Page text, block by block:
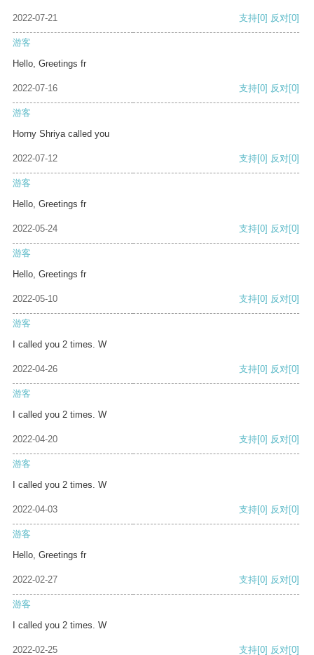
2022-07-21 支持[0] 反对[0]
游客
Hello, Greetings fr
2022-07-16 支持[0] 反对[0]
游客
Horny Shriya called you
2022-07-12 支持[0] 反对[0]
游客
Hello, Greetings fr
2022-05-24 支持[0] 反对[0]
游客
Hello, Greetings fr
2022-05-10 支持[0] 反对[0]
游客
I called you 2 times. W
2022-04-26 支持[0] 反对[0]
游客
I called you 2 times. W
2022-04-20 支持[0] 反对[0]
游客
I called you 2 times. W
2022-04-03 支持[0] 反对[0]
游客
Hello, Greetings fr
2022-02-27 支持[0] 反对[0]
游客
I called you 2 times. W
2022-02-25 支持[0] 反对[0]